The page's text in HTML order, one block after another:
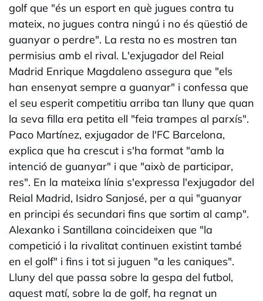
golf que "és un esport en què jugues contra tu
mateix, no jugues contra ningú i no és qüestió de
guanyar o perdre". La resta no es mostren tan
permisius amb el rival. L'exjugador del Reial
Madrid Enrique Magdaleno assegura que "els
han ensenyat sempre a guanyar" i confessa que
el seu esperit competitiu arriba tan lluny que quan
la seva filla era petita ell "feia trampes al parxís".
Paco Martínez, exjugador de l'FC Barcelona,
explica que ha crescut i s'ha format "amb la
intenció de guanyar" i que "això de participar,
res". En la mateixa línia s'expressa l'exjugador del
Reial Madrid, Isidro Sanjosé, per a qui "guanyar
en principi és secundari fins que sortim al camp".
Alexanko i Santillana coincideixen que "la
competició i la rivalitat continuen existint també
en el golf" i fins i tot si juguen "a les caniques".
Lluny del que passa sobre la gespa del futbol,
aquest matí, sobre la de golf, ha regnat un